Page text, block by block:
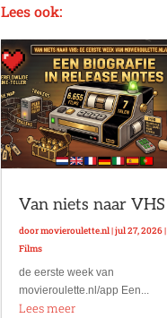
Lees ook:
Van niets naar VHS
doormovieroulette.nl|jul 27, 2026|
Films
de eerste week van
movieroulette.nl/app Een...
Lees meer